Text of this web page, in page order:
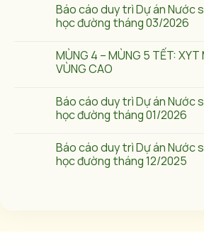
Báo cáo duy trì Dự án Nước
học đường tháng 03/2026
MÙNG 4 – MÙNG 5 TẾT: XYT
VÙNG CAO
Báo cáo duy trì Dự án Nước
học đường tháng 01/2026
Báo cáo duy trì Dự án Nước
học đường tháng 12/2025